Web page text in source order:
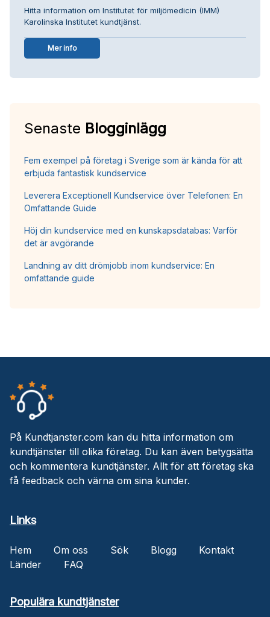
Hitta information om Institutet för miljömedicin (IMM)
Karolinska Institutet kundtjänst.
Mer info
Senaste Blogginlägg
Fem exempel på företag i Sverige som är kända för att
erbjuda fantastisk kundservice
Leverera Exceptionell Kundservice över Telefonen: En
Omfattande Guide
Höj din kundservice med en kunskapsdatabas: Varför
det är avgörande
Landning av ditt drömjobb inom kundservice: En
omfattande guide
På Kundtjanster.com kan du hitta information om
kundtjänster till olika företag. Du kan även betygsätta
och kommentera kundtjänster. Allt för att företag ska
få feedback och värna om sina kunder.
Links
Hem Om oss Sök Blogg
Kontakt
Länder
FAQ
Populära kundtjänster